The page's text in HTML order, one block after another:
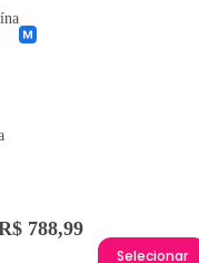
788,99
Selecionar